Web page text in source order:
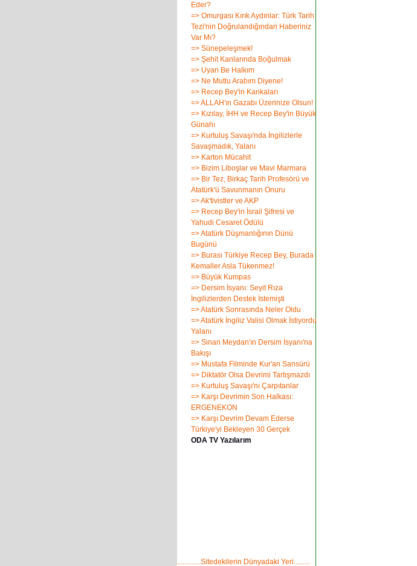
Eder?
=> Omurgası Kırık Aydınlar: Türk Tarih
Tezi'nin Doğrulandığından Haberiniz
Var Mı?
=> Sünepeleşmek!
=> Şehit Kanlarında Boğulmak
=> Uyan Be Halkım
=> Ne Mutlu Arabım Diyene!
=> Recep Bey'in Kankaları
=> ALLAH'ın Gazabı Üzerinize Olsun!
=> Kızılay, İHH ve Recep Bey'in Büyük
Günahı
=> Kurtuluş Savaşı'nda İngilizlerle
Savaşmadık, Yalanı
=> Karton Mücahit
=> Bizim Liboşlar ve Mavi Marmara
=> Bir Tez, Birkaç Tarih Profesörü ve
Atatürk'ü Savunmanın Onuru
=> Ak'tivistler ve AKP
=> Recep Bey'in İsrail Şifresi ve
Yahudi Cesaret Ödülü
=> Atatürk Düşmanlığının Dünü
Bugünü
=> Burası Türkiye Recep Bey, Burada
Kemaller Asla Tükenmez!
=> Büyük Kumpas
=> Dersim İsyanı: Seyit Rıza
İngilizlerden Destek İstemişti
=> Atatürk Sonrasında Neler Oldu
=> Atatürk İngiliz Valisi Olmak İstiyordu
Yalanı
=> Sinan Meydan'ın Dersim İsyanı'na
Bakışı
=> Mustafa Filminde Kur'an Sansürü
=> Diktatör Olsa Devrimi Tartışmazdı
=> Kurtuluş Savaşı'nı Çarpıtanlar
=> Karşı Devrimin Son Halkası:
ERGENEKON
=> Karşı Devrim Devam Ederse
Türkiye'yi Bekleyen 30 Gerçek
ODA TV Yazılarım
.............Sitedekilerin Dünyadaki Yeri.........